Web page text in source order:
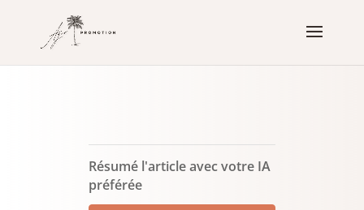
Résumé l'article avec votre IA
préférée